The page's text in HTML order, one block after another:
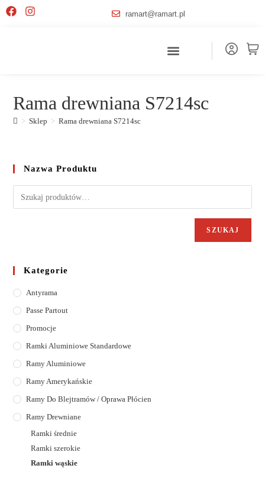
ramart@ramart.pl
Rama drewniana S7214sc
> Sklep > Rama drewniana S7214sc
Nazwa Produktu
SZUKAJ
Kategorie
Antyrama
Passe Partout
Promocje
Ramki Aluminiowe Standardowe
Ramy Aluminiowe
Ramy Amerykańskie
Ramy Do Blejtramów / Oprawa Płócien
Ramy Drewniane
Ramki średnie
Ramki szerokie
Ramki wąskie